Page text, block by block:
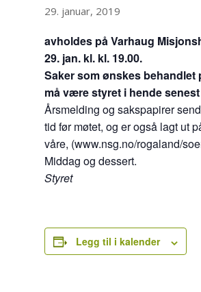
29. januar, 2019
avholdes på Varhaug
29. jan. kl. kl. 19.00.
Saker som ønskes behandlet
må være styret i hende senest
Årsmelding og sakspapirer
tid før møtet, og er også lagt ut
våre, (www.nsg.no/rogaland/
Middag og dessert.
Styret
Legg til i kalender